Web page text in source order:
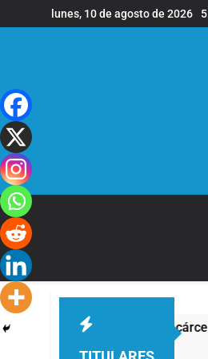
al
lunes, 10 de agosto de 2026
a una cárcel escondida en la